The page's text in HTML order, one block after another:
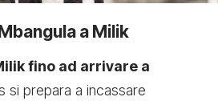
a Milik
fino ad arrivare a
si prepara a incassare